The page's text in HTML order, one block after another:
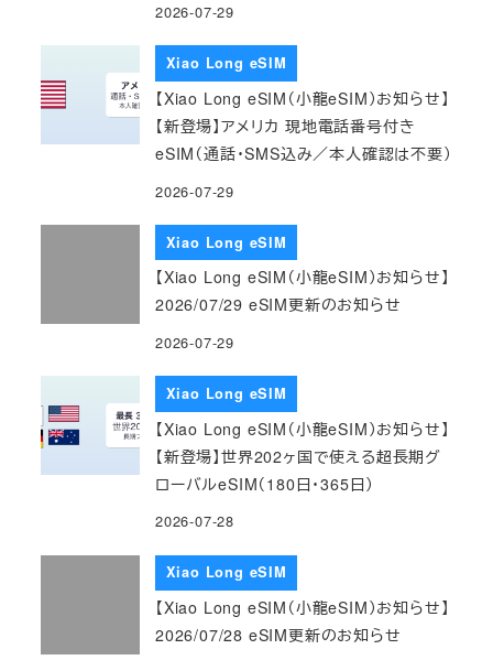
2026-07-29
Xiao Long eSIM
【Xiao Long eSIM（小龍eSIM）お知らせ】
【新登場】アメリカ 現地電話番号付き
eSIM（通話・SMS込み／本人確認は不要）
2026-07-29
Xiao Long eSIM
【Xiao Long eSIM（小龍eSIM）お知らせ】
2026/07/29 eSIM更新のお知らせ
2026-07-29
Xiao Long eSIM
【Xiao Long eSIM（小龍eSIM）お知らせ】
【新登場】世界202ヶ国で使える超長期グ
ローバルeSIM（180日・365日）
2026-07-28
Xiao Long eSIM
【Xiao Long eSIM（小龍eSIM）お知らせ】
2026/07/28 eSIM更新のお知らせ